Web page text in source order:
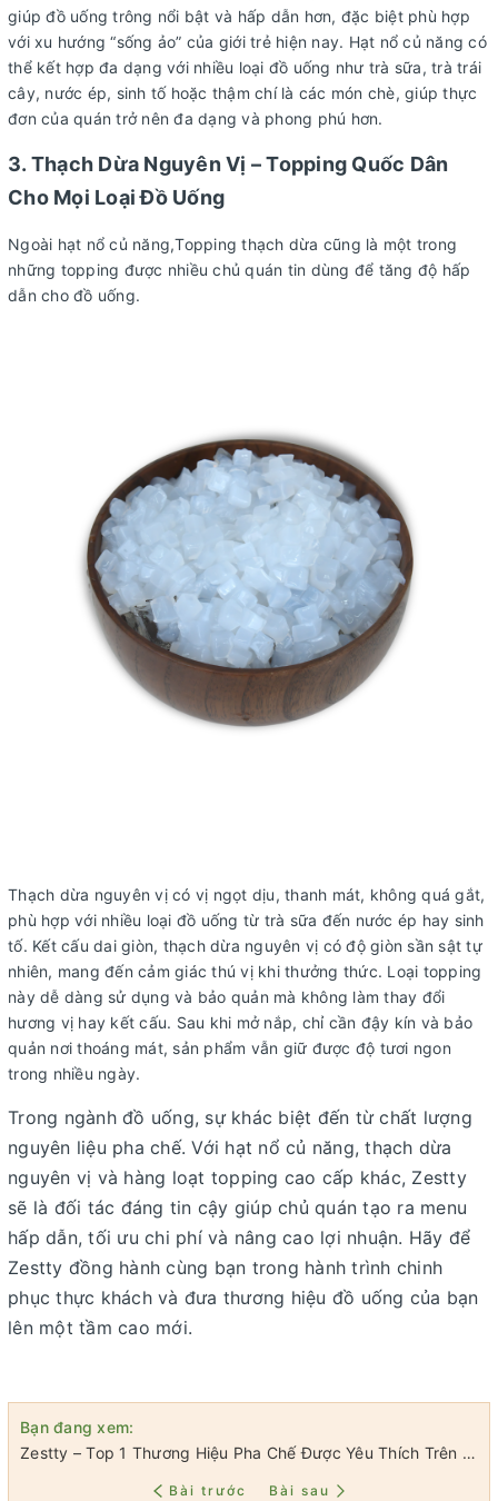
giúp đồ uống trông nổi bật và hấp dẫn hơn, đặc biệt phù hợp
với xu hướng “sống ảo” của giới trẻ hiện nay. Hạt nổ củ năng có
thể kết hợp đa dạng với nhiều loại đồ uống như trà sữa, trà trái
cây, nước ép, sinh tố hoặc thậm chí là các món chè, giúp thực
đơn của quán trở nên đa dạng và phong phú hơn.
3. Thạch Dừa Nguyên Vị – Topping Quốc Dân
Cho Mọi Loại Đồ Uống
Ngoài hạt nổ củ năng,Topping thạch dừa cũng là một trong
những topping được nhiều chủ quán tin dùng để tăng độ hấp
dẫn cho đồ uống.
Thạch dừa nguyên vị có vị ngọt dịu, thanh mát, không quá gắt,
phù hợp với nhiều loại đồ uống từ trà sữa đến nước ép hay sinh
tố. Kết cấu dai giòn, thạch dừa nguyên vị có độ giòn sần sật tự
nhiên, mang đến cảm giác thú vị khi thưởng thức. Loại topping
này dễ dàng sử dụng và bảo quản mà không làm thay đổi
hương vị hay kết cấu. Sau khi mở nắp, chỉ cần đậy kín và bảo
quản nơi thoáng mát, sản phẩm vẫn giữ được độ tươi ngon
trong nhiều ngày.
Trong ngành đồ uống, sự khác biệt đến từ chất lượng
nguyên liệu pha chế. Với hạt nổ củ năng, thạch dừa
nguyên vị và hàng loạt topping cao cấp khác, Zestty
sẽ là đối tác đáng tin cậy giúp chủ quán tạo ra menu
hấp dẫn, tối ưu chi phí và nâng cao lợi nhuận. Hãy để
Zestty đồng hành cùng bạn trong hành trình chinh
phục thực khách và đưa thương hiệu đồ uống của bạn
lên một tầm cao mới.
Bạn đang xem:
Zestty – Top 1 Thương Hiệu Pha Chế Được Yêu Thích Trên Toàn Cầu
Bài trước Bài sau